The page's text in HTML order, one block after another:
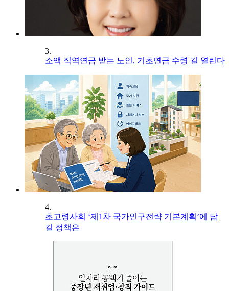
3.
소액 직역연금 받는 노인, 기초연금 수령 길 열린다
4.
초고령사회 ‘제1차 국가인구전략 기본계획’에 담
길 정책은